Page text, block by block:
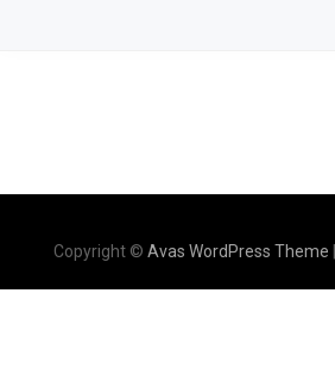
Copyright © Avas WordPress Theme